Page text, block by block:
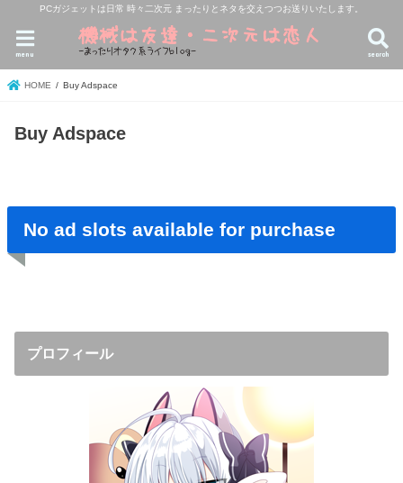
PCガジェットは日常 時々二次元 まったりとネタを交えつつお送りいたします。
search
menu
HOME Buy Adspace
Buy Adspace
No ad slots available for purchase
プロフィール